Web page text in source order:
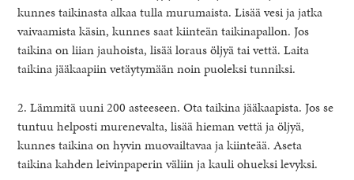
kunnes taikinasta alkaa tulla murumaista. Lisää vesi ja jatka
vaivaamista käsin, kunnes saat kiinteän taikinapallon. Jos
taikina on liian jauhoista, lisää loraus öljyä tai vettä. Laita
taikina jääkaapiin vetäytymään noin puoleksi tunniksi.
2. Lämmitä uuni 200 asteeseen. Ota taikina jääkaapista. Jos se
tuntuu helposti murenevalta, lisää hieman vettä ja öljyä,
kunnes taikina on hyvin muovailtavaa ja kiinteää. Aseta
taikina kahden leivinpaperin väliin ja kauli ohueksi levyksi.